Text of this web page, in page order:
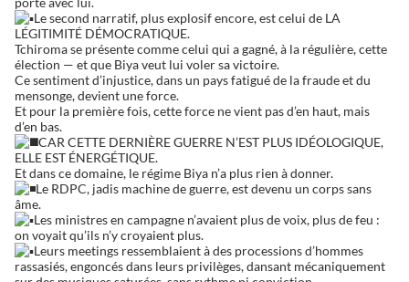
Le second narratif, plus explosif encore, est celui de LA
LÉGITIMITÉ DÉMOCRATIQUE.
Tchiroma se présente comme celui qui a gagné, à la régulière, cette
élection — et que Biya veut lui voler sa victoire.
Ce sentiment d’injustice, dans un pays fatigué de la fraude et du
mensonge, devient une force.
Et pour la première fois, cette force ne vient pas d’en haut, mais
d’en bas.
CAR CETTE DERNIÈRE GUERRE N’EST PLUS IDÉOLOGIQUE,
ELLE EST ÉNERGÉTIQUE.
Et dans ce domaine, le régime Biya n’a plus rien à donner.
Le RDPC, jadis machine de guerre, est devenu un corps sans
âme.
Les ministres en campagne n’avaient plus de voix, plus de feu :
on voyait qu’ils n’y croyaient plus.
Leurs meetings ressemblaient à des processions d’hommes
rassasiés, engoncés dans leurs privilèges, dansant mécaniquement